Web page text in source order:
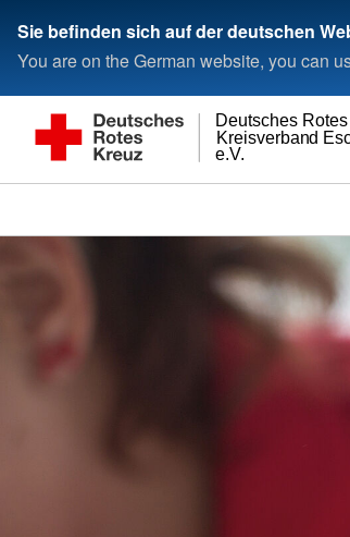
Sie befinden sich auf der deutschen
You are on the German website, you can
e.V.
Kreisverband
Deutsches